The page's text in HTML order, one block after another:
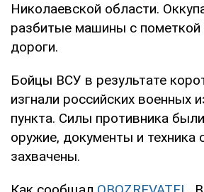
Николаевской области.
разбитые машины с
дороги.
Бойцы ВСУ в результате
изгнали российских военных
пункта. Силы противника
оружие, документы и техника
захвачены.